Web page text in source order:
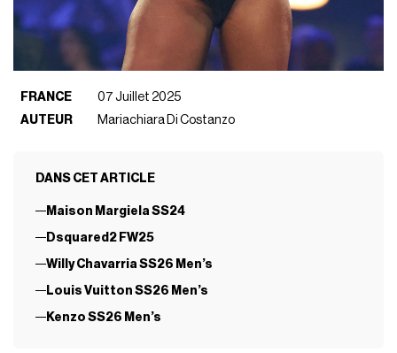
FRANCE
07 Juillet 2025
AUTEUR
Mariachiara Di Costanzo
DANS CET ARTICLE
Maison Margiela SS24
Dsquared2 FW25
Willy Chavarria SS26 Men’s
Louis Vuitton SS26 Men’s
Kenzo SS26 Men’s